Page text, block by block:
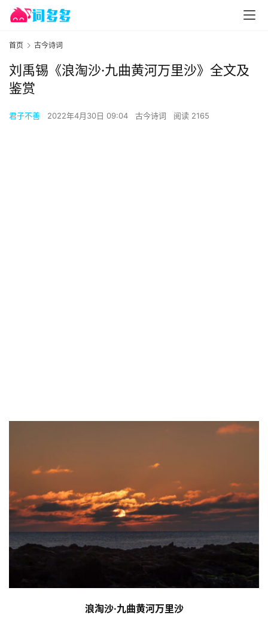
首页 古今诗词
刘禹锡《浪淘沙·九曲黄河万里沙》全文及
鉴赏
君子不善 2022年4月30日 09:04 古今诗词 阅读 2165
浪淘沙·九曲黄河万里沙